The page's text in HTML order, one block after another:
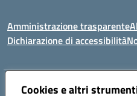
Cookies e altri
Amministrazione trasparente
Dichiarazione di accessibilità
Indirizzo:Via Felice Cavallotti, 15 -